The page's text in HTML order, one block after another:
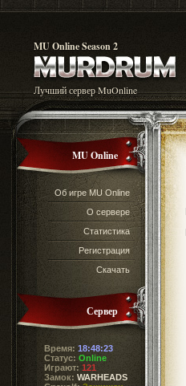
MU Online Season 2
Лучший сервер MuOnline
MU Online
Об игре MU Online
О сервере
Статистика
Регистрация
Скачать
Сервер
Время: 18:48:24
Статус: Online
Играют: 121
Замок: WARHEADS